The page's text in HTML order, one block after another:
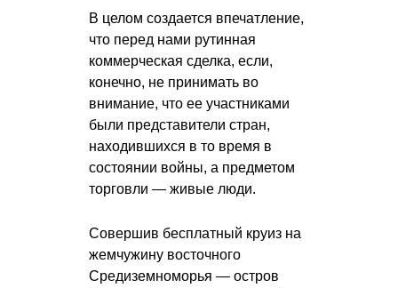
В целом создается впечатление,
что перед нами рутинная
коммерческая сделка, если,
конечно, не принимать во
внимание, что ее участниками
были представители стран,
находившихся в то время в
состоянии войны, а предметом
торговли — живые люди.
Совершив бесплатный круиз на
жемчужину восточного
Средиземноморья — остров